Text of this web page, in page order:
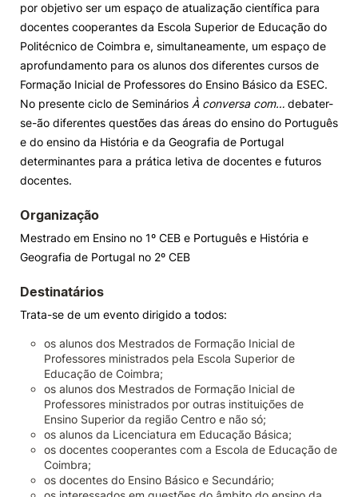
Candidaturas
Elogio / Sugestão / Reclamação Contactos Denúncias
©2026 Instituto Politécnico de Coimbra. Todos os direitos reservados.
por objetivo ser um espaço de atualização científica para
docentes cooperantes da Escola Superior de Educação do
Politécnico de Coimbra e, simultaneamente, um espaço de
aprofundamento para os alunos dos diferentes cursos de
Formação Inicial de Professores do Ensino Básico da ESEC.
No presente ciclo de Seminários À conversa com… debater-
se-ão diferentes questões das áreas do ensino do Português
e do ensino da História e da Geografia de Portugal
determinantes para a prática letiva de docentes e futuros
docentes.
Organização
Mestrado em Ensino no 1º CEB e Português e História e
Geografia de Portugal no 2º CEB
Destinatários
Trata-se de um evento dirigido a todos:
os alunos dos Mestrados de Formação Inicial de
Professores ministrados pela Escola Superior de
Educação de Coimbra;
os alunos dos Mestrados de Formação Inicial de
Professores ministrados por outras instituições de
Ensino Superior da região Centro e não só;
os alunos da Licenciatura em Educação Básica;
os docentes cooperantes com a Escola de Educação de
Coimbra;
os docentes do Ensino Básico e Secundário;